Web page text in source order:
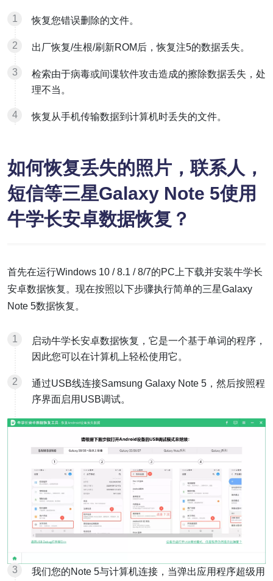
恢复您错误删除的文件。
出厂恢复/生根/刷新ROM后，恢复注5的数据丢失。
检索由于病毒或间谍软件攻击造成的擦除数据丢失，处
理不当。
恢复从手机传输数据到计算机时丢失的文件。
如何恢复丢失的照片，联系人，
短信等三星Galaxy Note 5使用
牛学长安卓数据恢复？
首先在运行Windows 10 / 8.1 / 8/7的PC上下载并安装牛学长
安卓数据恢复。现在按照以下步骤执行简单的三星Galaxy
Note 5数据恢复。
启动牛学长安卓数据恢复，它是一个基于单词的程序，
因此您可以在计算机上轻松使用它。
通过USB线连接Samsung Galaxy Note 5，然后按照程
序界面启用USB调试。
我们您的Note 5与计算机连接，当弹出应用程序超级用